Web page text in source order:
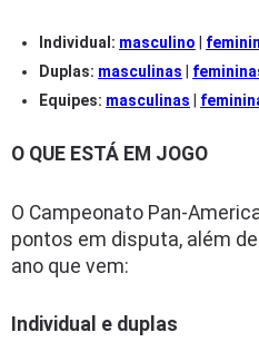
Individual: masculino
Duplas: masculinas
Equipes: masculinas
O QUE ESTÁ EM JOGO
O Campeonato Pan-
pontos em disputa, além
ano que vem:
Individual e duplas